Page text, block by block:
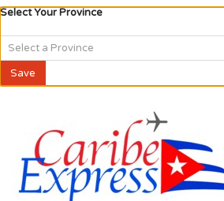
Select Your Province
Save